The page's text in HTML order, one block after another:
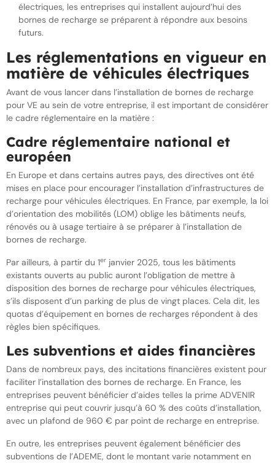
électriques, les entreprises qui installent aujourd’hui des
bornes de recharge se préparent à répondre aux besoins
futurs.
Les réglementations en vigueur en
matière de véhicules électriques
Avant de vous lancer dans l’installation de bornes de recharge
pour VE au sein de votre entreprise, il est important de considérer
le cadre réglementaire en la matière :
Cadre réglementaire national et
européen
En Europe et dans certains autres pays, des directives ont été
mises en place pour encourager l’installation d’infrastructures de
recharge pour véhicules électriques. En France, par exemple, la loi
d’orientation des mobilités (LOM) oblige les bâtiments neufs,
rénovés ou à usage tertiaire à se préparer à l’installation de
bornes de recharge.
Par ailleurs, à partir du 1er janvier 2025, tous les bâtiments
existants ouverts au public auront l’obligation de mettre à
disposition des bornes de recharge pour véhicules électriques,
s’ils disposent d’un parking de plus de vingt places. Cela dit, les
quotas d’équipement en bornes de recharges répondent à des
règles bien spécifiques.
Les subventions et aides financières
Dans de nombreux pays, des incitations financières existent pour
faciliter l’installation des bornes de recharge. En France, les
entreprises peuvent bénéficier d’aides telles la prime ADVENIR
entreprise qui peut couvrir jusqu’à 60 % des coûts d’installation,
avec un plafond de 960 € par point de recharge en entreprise.
En outre, les entreprises peuvent également bénéficier des
subventions de l’ADEME, dont le montant varie notamment en